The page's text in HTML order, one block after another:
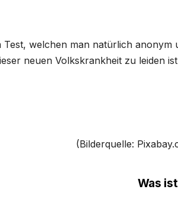
welchen man natürlich anonym
neuen Volkskrankheit zu leiden
(Bilderquelle:
Was